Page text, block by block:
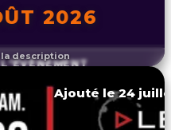
description
2026
Ajouté le 24